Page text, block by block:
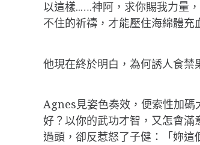
以這樣..….神阿，求你賜我力量
不住的祈禱，才能壓住海綿體充
他現在終於明白，為何誘人食禁
Agnes見姿色奏效，便索性加碼
好？以你的武功才智，又怎會
過頭，卻反惹怒了子健：「妳這